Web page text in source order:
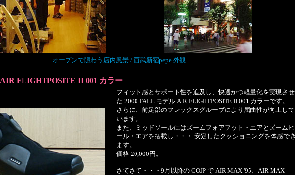
オープンで賑わう店内風景 / 西武新宿pepe 外観
AIR FLIGHTPOSITE II 001 カラー
フィット感とサポート性を追及し、快適かつ軽量化を実現させ
た 2000 FALL モデル AIR FLIGHTPOSITE II 001 カラーです。
さらに、前足部のフレックスグルーブにより屈曲性が向上して
います。
また、ミッドソールにはズームフォアフット・エアとズームヒ
ール・エアを搭載し・・・ 安定したクッショニングを体感でき
ます。
価格 20,000円。
さてさて・・・9月以降の COJP で AIR MAX '95、AIR MAX